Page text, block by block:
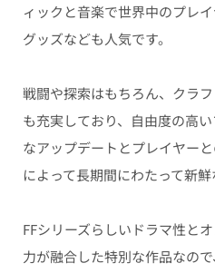
ィックと音楽で世界中のプレ
グッズなども人気です。
戦闘や探索はもちろん、クラ
も充実しており、自由度の高
なアップデートとプレイヤー
によって長期間にわたって新鮮
FFシリーズらしいドラマ性と
力が融合した特別な作品なの